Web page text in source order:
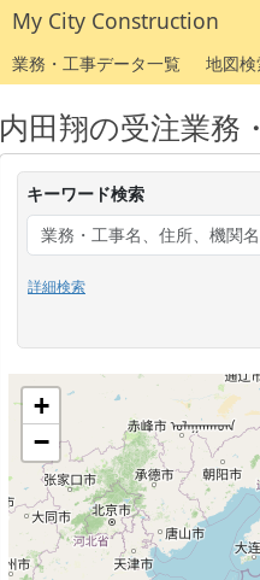
My City Construction
業務・工事データ一覧
地図検
内田翔の受注業務
キーワード検索
詳細検索
+
−